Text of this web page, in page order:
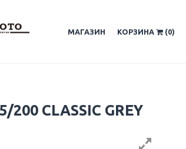
МАГАЗИН КОРЗИНА (0)
200 CLASSIC GREY